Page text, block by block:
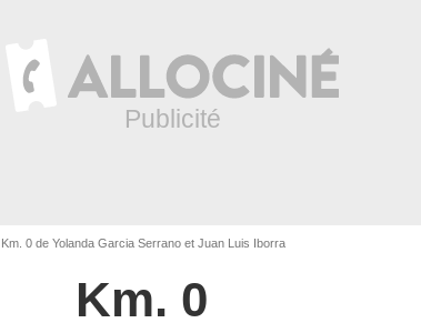
Km. 0 de Yolanda Garcia Serrano et Juan Luis Iborra
Km. 0